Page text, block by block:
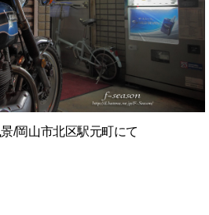
/岡山市北区駅元町にて